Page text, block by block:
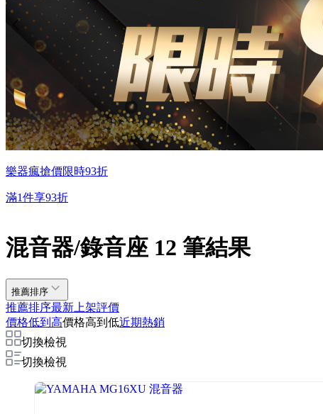
樂器瘋搶價限時93折
滿1件享93折
混音器/錄音座 12 筆結果
推薦排序
推薦排序最新上架評價
價格低到高價格高到低近期熱銷
切換檢視
切換檢視